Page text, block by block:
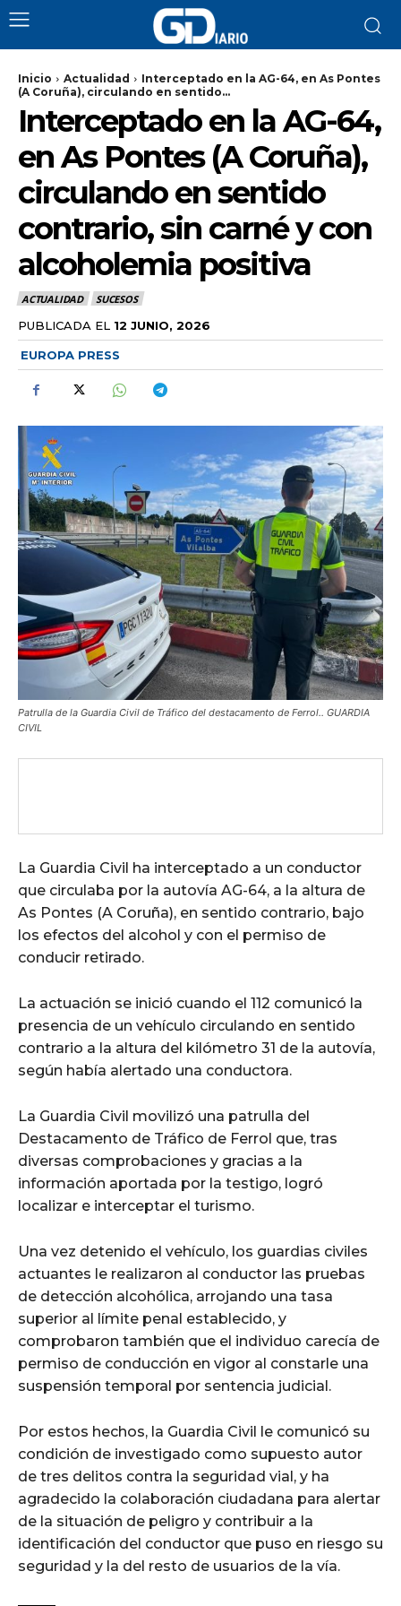
Inicio Actualidad
Interceptado en la AG-64, en As Pontes
(A Coruña), circulando en sentido...
Interceptado en la AG-64,
en As Pontes (A Coruña),
circulando en sentido
contrario, sin carné y con
alcoholemia positiva
ACTUALIDAD SUCESOS
PUBLICADA EL 12 JUNIO, 2026
EUROPA PRESS
Patrulla de la Guardia Civil de Tráfico del destacamento de Ferrol.. GUARDIA
CIVIL
La Guardia Civil ha interceptado a un conductor
que circulaba por la autovía AG-64, a la altura de
As Pontes (A Coruña), en sentido contrario, bajo
los efectos del alcohol y con el permiso de
conducir retirado.
La actuación se inició cuando el 112 comunicó la
presencia de un vehículo circulando en sentido
contrario a la altura del kilómetro 31 de la autovía,
según había alertado una conductora.
La Guardia Civil movilizó una patrulla del
Destacamento de Tráfico de Ferrol que, tras
diversas comprobaciones y gracias a la
información aportada por la testigo, logró
localizar e interceptar el turismo.
Una vez detenido el vehículo, los guardias civiles
actuantes le realizaron al conductor las pruebas
de detección alcohólica, arrojando una tasa
superior al límite penal establecido, y
comprobaron también que el individuo carecía de
permiso de conducción en vigor al constarle una
suspensión temporal por sentencia judicial.
Por estos hechos, la Guardia Civil le comunicó su
condición de investigado como supuesto autor
de tres delitos contra la seguridad vial, y ha
agradecido la colaboración ciudadana para alertar
de la situación de peligro y contribuir a la
identificación del conductor que puso en riesgo su
seguridad y la del resto de usuarios de la vía.